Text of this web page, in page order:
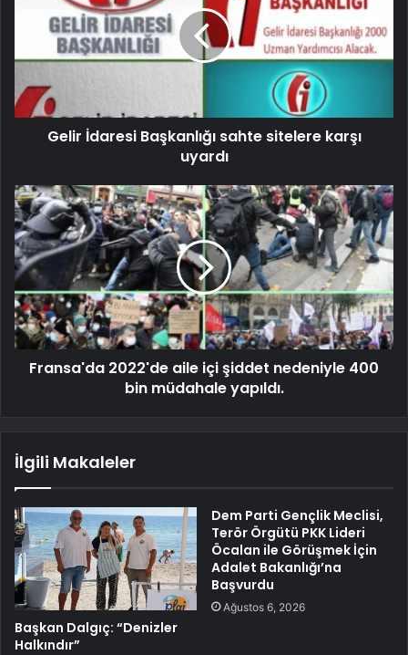
Gelir İdaresi Başkanlığı sahte sitelere karşı
uyardı
Fransa'da 2022'de aile içi şiddet nedeniyle 400
bin müdahale yapıldı.
İlgili Makaleler
Başkan Dalgıç: “Denizler
Halkındır”
Dem Parti Gençlik Meclisi,
Terör Örgütü PKK Lideri
Öcalan ile Görüşmek İçin
Adalet Bakanlığı’na
Başvurdu
Ağustos 6, 2026